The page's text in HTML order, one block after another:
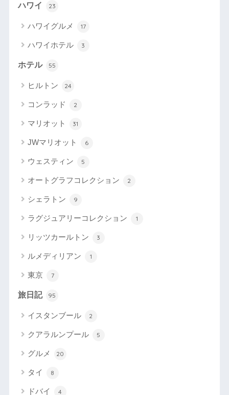
ハワイ 23
ハワイグルメ 17
ハワイホテル 3
ホテル 55
ヒルトン 24
コンラッド 2
マリオット 31
JWマリオット 6
ウェスティン 5
オートグラフコレクション 2
シェラトン 9
ラグジュアリーコレクション 1
リッツカールトン 3
ルメディリアン 1
東京 7
旅日記 95
イスタンブール 2
クアラルンプール 5
グルメ 20
タイ 8
ドバイ 4